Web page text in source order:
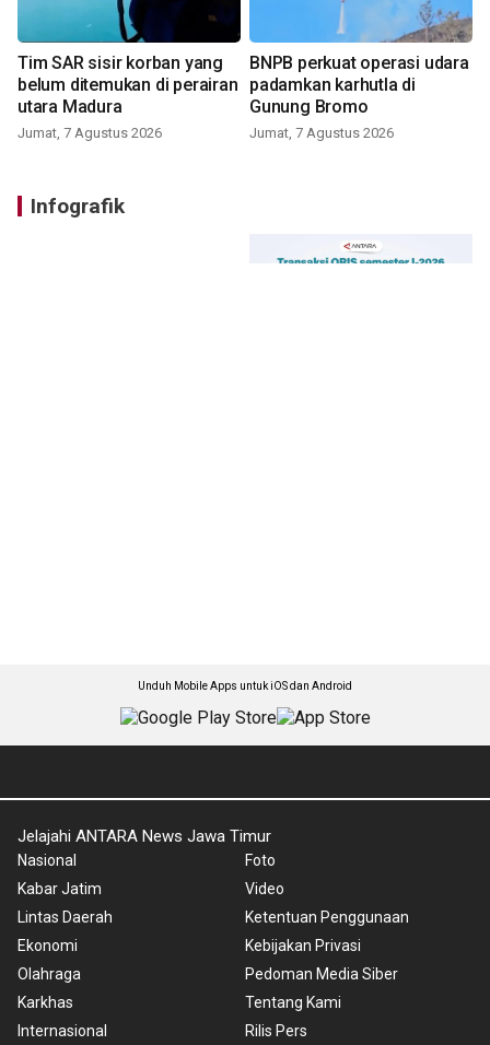
Tim SAR sisir korban yang
belum ditemukan di perairan
utara Madura
Jumat, 7 Agustus 2026
BNPB perkuat operasi udara
padamkan karhutla di
Gunung Bromo
Jumat, 7 Agustus 2026
Infografik
Unduh Mobile Apps untuk iOS dan Android
Jelajahi ANTARA News Jawa Timur
Nasional
Kabar Jatim
Lintas Daerah
Ekonomi
Olahraga
Karkhas
Internasional
Foto
Video
Ketentuan Penggunaan
Kebijakan Privasi
Pedoman Media Siber
Tentang Kami
Rilis Pers